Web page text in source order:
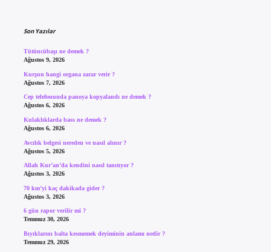
Son Yazılar
Tütüncübaşı ne demek ?
Ağustos 9, 2026
Kurşun hangi organa zarar verir ?
Ağustos 7, 2026
Cep telefonunda panoya kopyalandı ne demek ?
Ağustos 6, 2026
Kulaklıklarda bass ne demek ?
Ağustos 6, 2026
Avcılık belgesi nereden ve nasıl alınır ?
Ağustos 5, 2026
Allah Kur’an’da kendini nasıl tanıtıyor ?
Ağustos 3, 2026
70 km’yi kaç dakikada gider ?
Ağustos 3, 2026
6 gün rapor verilir mi ?
Temmuz 30, 2026
Bıyıklarını balta kesmemek deyiminin anlamı nedir ?
Temmuz 29, 2026